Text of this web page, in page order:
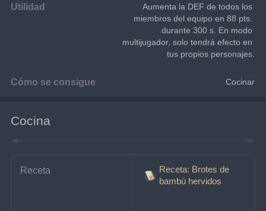
Utilidad
Aumenta la DEF de todos los
miembros del equipo en 88 pts.
durante 300 s. En modo
multijugador, solo tendrá efecto en
tus propios personajes.
Cómo se consigue Cocinar
Cocina
Receta
Receta: Brotes de
bambú hervidos